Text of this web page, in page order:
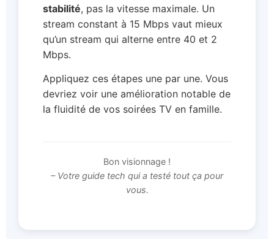
stabilité, pas la vitesse maximale. Un
stream constant à 15 Mbps vaut mieux
qu’un stream qui alterne entre 40 et 2
Mbps.
Appliquez ces étapes une par une. Vous
devriez voir une amélioration notable de
la fluidité de vos soirées TV en famille.
Bon visionnage !
– Votre guide tech qui a testé tout ça pour
vous.